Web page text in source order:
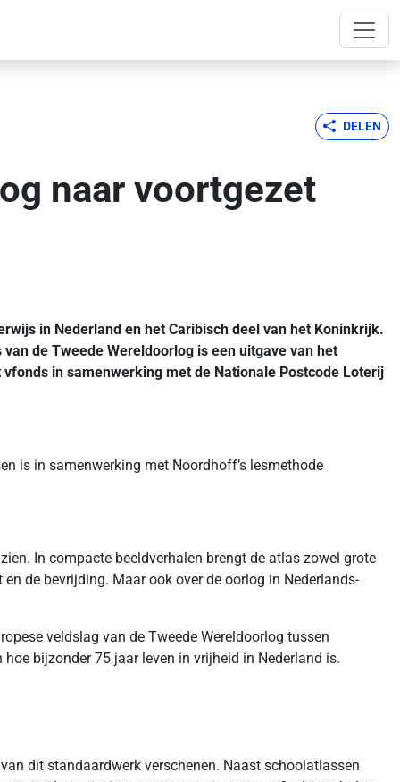
DELEN
naar voortgezet
in Nederland en het Caribisch deel van het Koninkrijk.
de Tweede Wereldoorlog is een uitgave van het
in samenwerking met de Nationale Postcode Loterij
is in samenwerking met Noordhoff’s lesmethode
In compacte beeldverhalen brengt de atlas zowel grote
de bevrijding. Maar ook over de oorlog in Nederlands-
veldslag van de Tweede Wereldoorlog tussen
bijzonder 75 jaar leven in vrijheid in Nederland is.
dit standaardwerk verschenen. Naast schoolatlassen